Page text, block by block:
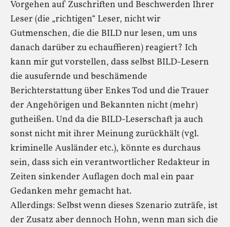
Vorgehen auf Zuschriften und Beschwerden Ihrer
Leser (die „richtigen“ Leser, nicht wir
Gutmenschen, die die BILD nur lesen, um uns
danach darüber zu echauffieren) reagiert? Ich
kann mir gut vorstellen, dass selbst BILD-Lesern
die ausufernde und beschämende
Berichterstattung über Enkes Tod und die Trauer
der Angehörigen und Bekannten nicht (mehr)
gutheißen. Und da die BILD-Leserschaft ja auch
sonst nicht mit ihrer Meinung zurückhält (vgl.
kriminelle Ausländer etc.), könnte es durchaus
sein, dass sich ein verantwortlicher Redakteur in
Zeiten sinkender Auflagen doch mal ein paar
Gedanken mehr gemacht hat.
Allerdings: Selbst wenn dieses Szenario zuträfe, ist
der Zusatz aber dennoch Hohn, wenn man sich die